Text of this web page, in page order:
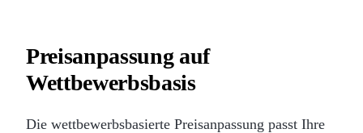
Preisanpassung auf
Wettbewerbsbasis
Die wettbewerbsbasierte Preisanpassung passt Ihre